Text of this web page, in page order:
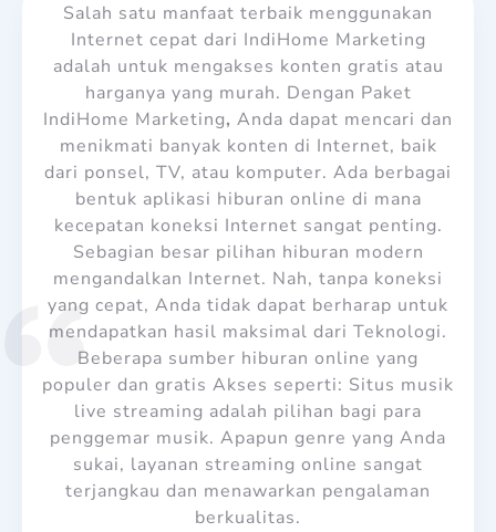
Salah satu manfaat terbaik menggunakan
Internet cepat dari IndiHome Marketing
adalah untuk mengakses konten gratis atau
harganya yang murah. Dengan Paket
IndiHome Marketing, Anda dapat mencari dan
menikmati banyak konten di Internet, baik
dari ponsel, TV, atau komputer. Ada berbagai
bentuk aplikasi hiburan online di mana
kecepatan koneksi Internet sangat penting.
Sebagian besar pilihan hiburan modern
mengandalkan Internet. Nah, tanpa koneksi
yang cepat, Anda tidak dapat berharap untuk
mendapatkan hasil maksimal dari Teknologi.
Beberapa sumber hiburan online yang
populer dan gratis Akses seperti: Situs musik
live streaming adalah pilihan bagi para
penggemar musik. Apapun genre yang Anda
sukai, layanan streaming online sangat
terjangkau dan menawarkan pengalaman
berkualitas.